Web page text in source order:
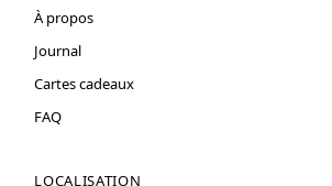
À propos
Journal
Cartes cadeaux
FAQ
LOCALISATION